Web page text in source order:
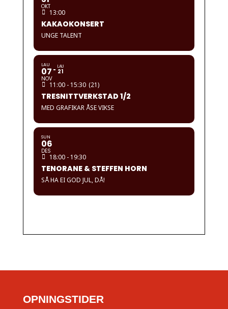
OKT
13:00
KAKAOKONSERT
UNGE TALENT
LAU
07
NOV
LAU
21
11:00 - 15:30 (21)
TRESNITTVERKSTAD 1/2
MED GRAFIKAR ÅSE VIKSE
SUN
06
DES
18:00 - 19:30
TENORANE & STEFFEN HORN
SÅ HA EI GOD JUL, DÅ!
OPNINGSTIDER